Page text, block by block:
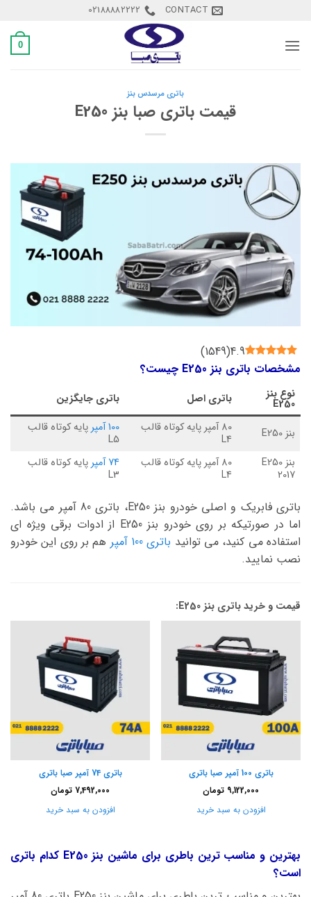
content
CONTACT
02188882222
0
باتری مرسدس بنز
قیمت باتری صبا بنز E250
4.9
(
1549
)
مشخصات باتری بنز E250 چیست؟
نوع بنز
E250 باتری اصل باتری جایگزین
بنز E250 80 آمپر پایه کوتاه قالب
L4
100 آمپر پایه کوتاه قالب
L5
بنز E250
2017
80 آمپر پایه کوتاه قالب
L4
74 آمپر پایه کوتاه قالب
L3
باتری فابریک و اصلی خودرو بنز E250، باتری 80 آمپر می باشد.
اما در صورتیکه بر روی خودرو بنز E250 از ادوات برقی ویژه ای
استفاده می کنید، می توانید باتری 100 آمپر
هم بر روی این خودرو
نصب نمایید.
قیمت و خرید باتری بنز E250:
باتری 100 آمپر صبا باتری
9,122,000 تومان
افزودن به سبد خرید
باتری 74 آمپر صبا باتری
7,492,000 تومان
افزودن به سبد خرید
بهترین و مناسب ترین باطری برای ماشین بنز E250 کدام باتری
است؟